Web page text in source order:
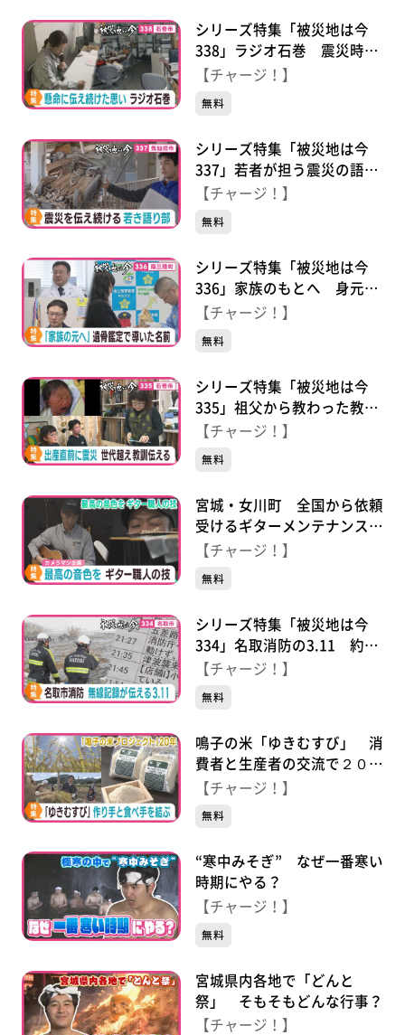
シリーズ特集「被災地は今
338」ラジオ石巻 震災時も
懸命に発信し続けた思いとこ
【チャージ！】
無料
シリーズ特集「被災地は今
337」若者が担う震災の語り
部 “あの日”を伝える思いと
【チャージ！】
無料
シリーズ特集「被災地は今
336」家族のもとへ 身元判
明に尽くした人々の思い
【チャージ！】
無料
シリーズ特集「被災地は今
335」祖父から教わった教訓
を息子に伝え続ける母の思い
【チャージ！】
無料
宮城・女川町 全国から依頼
受けるギターメンテナンス職
人 こだわりの調整法
【チャージ！】
無料
シリーズ特集「被災地は今
334」名取消防の3.11 約
100時間の無線記録と証言で
【チャージ！】
無料
鳴子の米「ゆきむすび」 消
費者と生産者の交流で２０周
年
【チャージ！】
無料
“寒中みそぎ” なぜ一番寒い
時期にやる？
【チャージ！】
無料
宮城県内各地で「どんと
祭」 そもそもどんな行事？
【チャージ！】